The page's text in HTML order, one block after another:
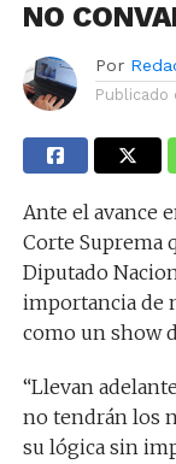
NO
Por
Publicado
Ante el avance
Corte Suprema
Diputado
importancia de
como un show
“Llevan
no tendrán los
su lógica sin